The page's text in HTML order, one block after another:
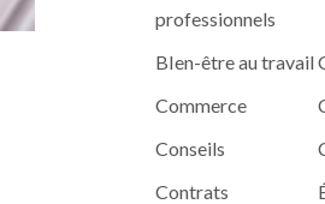
professionnels
BIen-être au travail
Commerce
Conseils
Contrats